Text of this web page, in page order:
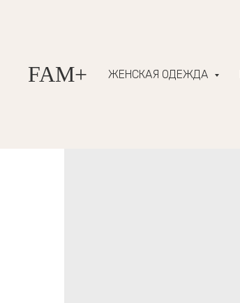
FAM+ ЖЕНСКАЯ ОДЕЖДА